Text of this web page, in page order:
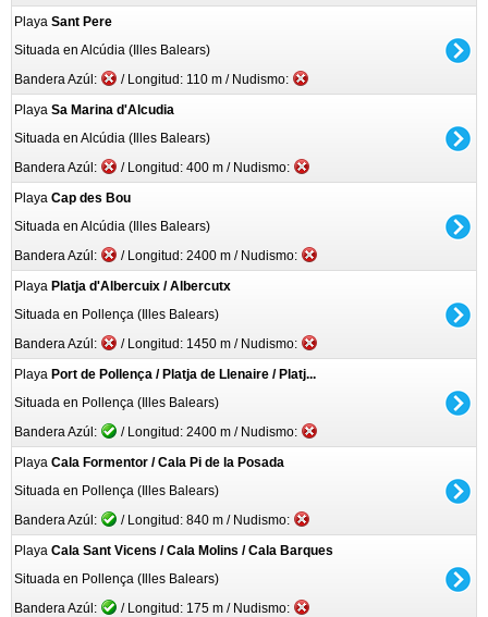
Playa Sant Pere
Situada en Alcúdia (Illes Balears)
Bandera Azúl:
/ Longitud: 110 m / Nudismo:
Playa Sa Marina d'Alcudia
Situada en Alcúdia (Illes Balears)
Bandera Azúl:
/ Longitud: 400 m / Nudismo:
Playa Cap des Bou
Situada en Alcúdia (Illes Balears)
Bandera Azúl:
/ Longitud: 2400 m / Nudismo:
Playa Platja d'Albercuix / Albercutx
Situada en Pollença (Illes Balears)
Bandera Azúl:
/ Longitud: 1450 m / Nudismo:
Playa Port de Pollença / Platja de Llenaire / Platj...
Situada en Pollença (Illes Balears)
Bandera Azúl:
/ Longitud: 2400 m / Nudismo:
Playa Cala Formentor / Cala Pi de la Posada
Situada en Pollença (Illes Balears)
Bandera Azúl:
/ Longitud: 840 m / Nudismo:
Playa Cala Sant Vicens / Cala Molins / Cala Barques
Situada en Pollença (Illes Balears)
Bandera Azúl:
/ Longitud: 175 m / Nudismo: